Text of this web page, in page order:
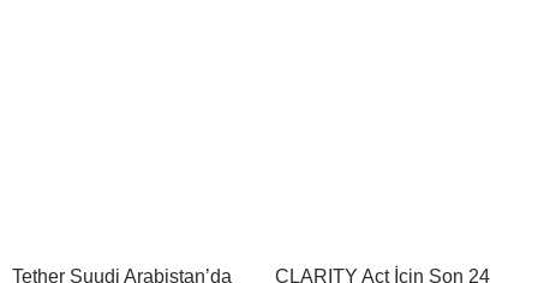
Tether Suudi Arabistan’da CLARITY Act İçin Son 24